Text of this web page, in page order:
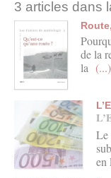
3 articles dans
de la
la (...)
Le
en